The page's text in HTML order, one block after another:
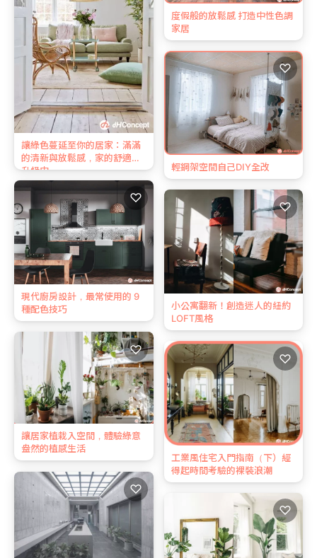
度假般的放鬆感 打造中性色調
家居
讓綠色蔓延至你的居家：滿滿
的清新與放鬆感，家的舒適度
升級中
輕鋼架空間自己DIY全改
♡
現代廚房設計，最常使用的 9
種配色技巧
♡
小公寓翻新！創造迷人的紐約
LOFT風格
♡
讓居家植栽入空間，體驗綠意
盎然的植感生活
♡
工業風住宅入門指南（下）經
得起時間考驗的裸裝浪潮
♡
♡
♡